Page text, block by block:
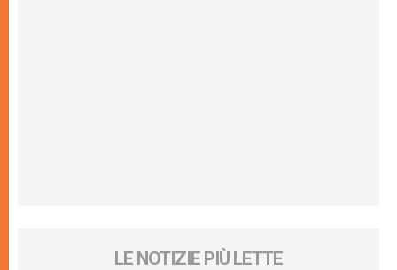
LE NOTIZIE PIÙ LETTE